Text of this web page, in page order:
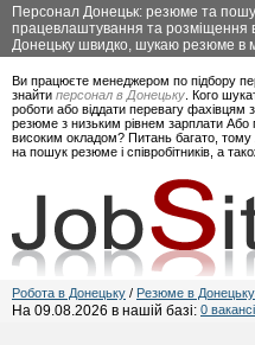
Персонал Донецьк: резюме та
працевлаштування та розміщення
Донецьку швидко, шукаю резюме в
Ви працюєте менеджером по підбору
знайти персонал в Донецьку . Кого
роботи або віддати перевагу фахівцям
резюме з низьким рівнем зарплати Або
високим окладом? Питань багато,
на пошук резюме і співробітників, а
Робота в Донецьку / Резюме в Донецьку
На 09.08.2026 в нашій базі: 0